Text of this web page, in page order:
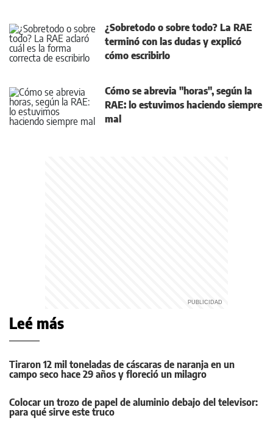
¿Sobretodo o sobre todo? La RAE
terminó con las dudas y explicó
cómo escribirlo
Cómo se abrevia "horas", según la
RAE: lo estuvimos haciendo siempre
mal
Leé más
Tiraron 12 mil toneladas de cáscaras de naranja en un
campo seco hace 29 años y floreció un milagro
Colocar un trozo de papel de aluminio debajo del televisor:
para qué sirve este truco